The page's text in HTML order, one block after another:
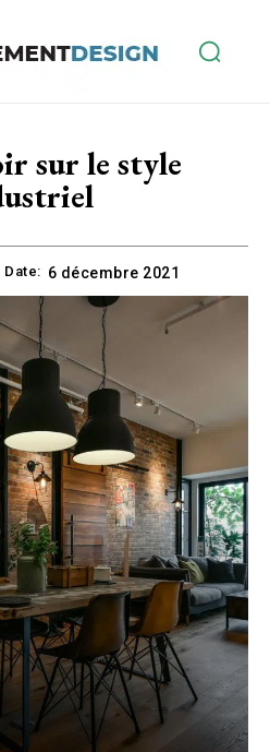
sur le style
Date: 6 décembre 2021